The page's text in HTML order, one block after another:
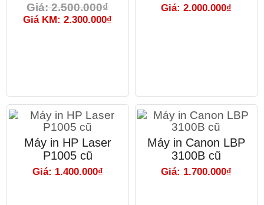
Giá: 2.500.000₫
Giá KM: 2.300.000₫
Giá: 2.000.000₫
Máy in HP Laser
P1005 cũ
Giá: 1.400.000₫
Máy in Canon LBP
3100B cũ
Giá: 1.700.000₫